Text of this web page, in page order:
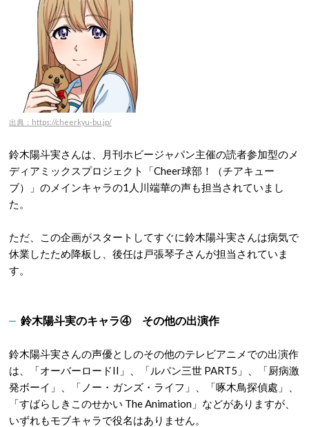
出典：https://cheerkyu-bu.jp/
鈴木陽斗実さんは、月刊ホビージャパン主催の読者参加型のメ
ディアミックスプロジェクト「Cheer球部！（チアキュー
ブ）」のメインキャラの1人川端華の声も担当されていまし
た。
ただ、この企画がスタートしてすぐに鈴木陽斗実さんは病気で
休業したため降板し、後任は戸張琴子さんが担当されていま
す。
鈴木陽斗実のキャラ④ その他の出演作
鈴木陽斗実さんの声優としのその他のテレビアニメでの出演作
は、「オーバーロードII」、「ルパン三世 PART5」、「厨病激
発ボーイ」、「ノー・ガンズ・ライフ」、「啄木鳥探偵處」、
「すばらしきこのせかい The Animation」などがありますが、
いずれもモブキャラで役名はありません。